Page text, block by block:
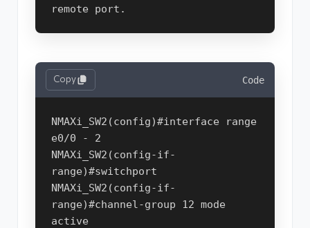
Code
Copy
NMAXi_SW2(config)#interface range
e0/0 - 2
NMAXi_SW2(config-if-
range)#switchport
NMAXi_SW2(config-if-
range)#channel-group 12 mode
active